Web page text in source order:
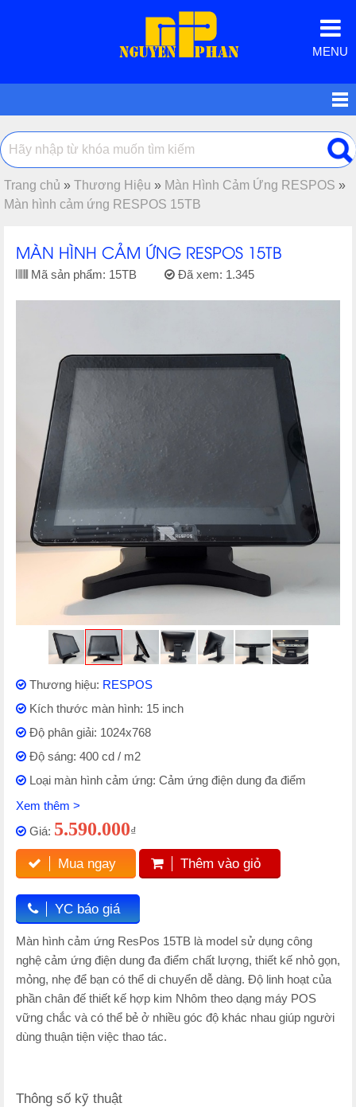
MENU
Trang chủ » Thương Hiệu » Màn Hình Cảm Ứng RESPOS »
Màn hình cảm ứng RESPOS 15TB
MÀN HÌNH CẢM ỨNG RESPOS 15TB
Mã sản phẩm: 15TB Đã xem: 1.345
Thương hiệu: RESPOS
Kích thước màn hình: 15 inch
Độ phân giải: 1024x768
Độ sáng: 400 cd / m2
Loại màn hình cảm ứng: Cảm ứng điện dung đa điểm
Xem thêm >
Giá: 5.590.000₫
Mua ngay Thêm vào giỏ
YC báo giá
Màn hình cảm ứng ResPos 15TB là model sử dụng công
nghệ cảm ứng điện dung đa điểm chất lượng, thiết kế nhỏ gọn,
mỏng, nhẹ để bạn có thể di chuyển dễ dàng. Độ linh hoạt của
phần chân đế thiết kế hợp kim Nhôm theo dạng máy POS
vững chắc và có thể bẻ ở nhiều góc độ khác nhau giúp người
dùng thuận tiện việc thao tác.
Thông số kỹ thuật